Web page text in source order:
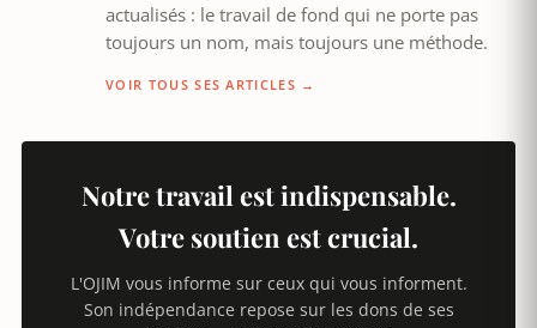
actualisés : le travail de fond qui ne porte pas
toujours un nom, mais toujours une méthode.
VOIR TOUS SES ARTICLES →
Notre travail est indispensable.
Votre soutien est crucial.
L'OJIM vous informe sur ceux qui vous informent.
Son indépendance repose sur les dons de ses